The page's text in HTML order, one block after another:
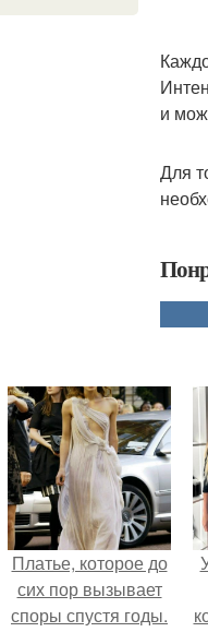
и
Для
Платье, которое до
сих пор вызывает
споры спустя годы.